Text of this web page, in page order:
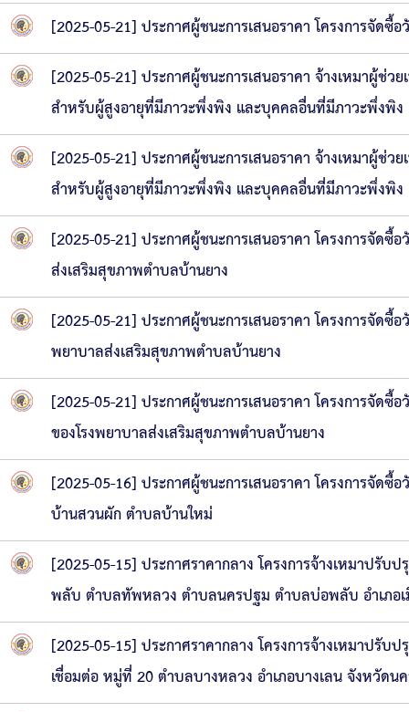
[2025-05-21] ประกาศผู้ชนะการเสนอราคา โครงการจัด
[2025-05-21] ประกาศผู้ชนะการเสนอราคา จ้างเหมาผู้ช่
สำหรับผู้สูงอายุที่มีภาวะพึ่งพิง และบุคคลอื่นที่มีภาวะพึ่งพิง
[2025-05-21] ประกาศผู้ชนะการเสนอราคา จ้างเหมาผู้ช่
สำหรับผู้สูงอายุที่มีภาวะพึ่งพิง และบุคคลอื่นที่มีภาวะพึ่งพิ
[2025-05-21] ประกาศผู้ชนะการเสนอราคา โครงการจัดซื้
ส่งเสริมสุขภาพตำบลบ้านยาง
[2025-05-21] ประกาศผู้ชนะการเสนอราคา โครงการจัดซื้
พยาบาลส่งเสริมสุขภาพตำบลบ้านยาง
[2025-05-21] ประกาศผู้ชนะการเสนอราคา โครงการจัดซื้
ของโรงพยาบาลส่งเสริมสุขภาพตำบลบ้านยาง
[2025-05-16] ประกาศผู้ชนะการเสนอราคา โครงการจัด
บ้านสวนผัก ตำบลบ้านใหม่
[2025-05-15] ประกาศราคากลาง โครงการจ้างเหมาป
พลับ ตำบลทัพหลวง ตำบลนครปฐม ตำบลบ่อพลับ อำเภอ
[2025-05-15] ประกาศราคากลาง โครงการจ้างเหมาป
เชื่อมต่อ หมู่ที่ 20 ตำบลบางหลวง อำเภอบางเลน จังหวัดน